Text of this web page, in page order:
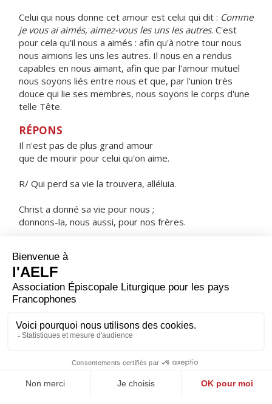
Celui qui nous donne cet amour est celui qui dit : Comme
je vous ai aimés, aimez-vous les uns les autres. C'est
pour cela qu'il nous a aimés : afin qu'à notre tour nous
nous aimions les uns les autres. Il nous en a rendus
capables en nous aimant, afin que par l'amour mutuel
nous soyons liés entre nous et que, par l'union très
douce qui lie ses membres, nous soyons le corps d'une
telle Tête.
RÉPONS
Il n'est pas de plus grand amour
que de mourir pour celui qu'on aime.
R/ Qui perd sa vie la trouvera, alléluia.
Christ a donné sa vie pour nous ;
donnons-la, nous aussi, pour nos frères.
puisque nous aimons nos frères.
ORAISON
Dieu qui relèves la nature humaine bien au-dessus de
ton amour : maintiens dans ta bénédiction ceux que tu
as régénérés.